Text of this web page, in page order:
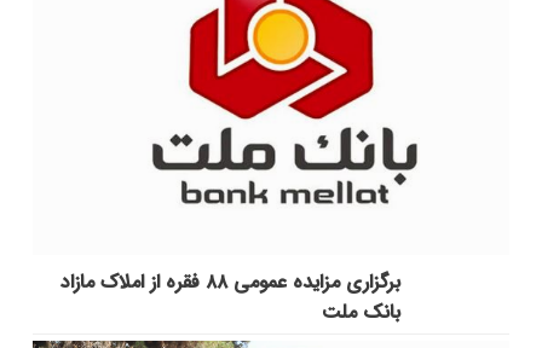
برگزاری مزایده عمومی ۸۸ فقره از املاک مازاد
بانک ملت